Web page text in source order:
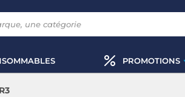
PROMOTIONS